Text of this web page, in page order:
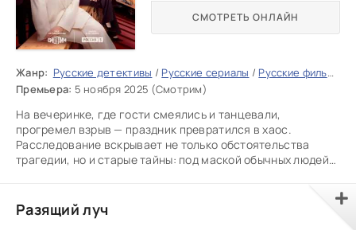
Жанр: Русские детективы / Русские сериалы / Русские фильмы 2025
Премьера: 5 ноября 2025 (Смотрим)
На вечеринке, где гости смеялись и танцевали,
прогремел взрыв — праздник превратился в хаос.
Расследование вскрывает не только обстоятельства
трагедии, но и старые тайны: под маской обычных людей
СМОТРЕТЬ ОНЛАЙН
Разящий луч